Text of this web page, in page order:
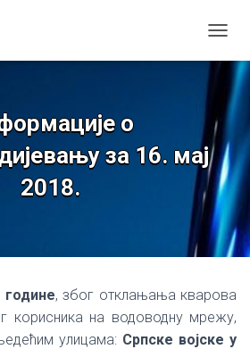
о
за 16. мај
2018.
године, због отклањања кварова
корисника на водоводну мрежу,
улицама: Српске војске у